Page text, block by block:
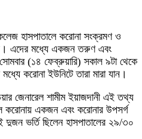
হাসপাতালে করোনা সংক্রমণ ও
এদের মধ্যে একজন তরুণ এবং
(১৪ ফেব্রুয়ারি) সকাল ৯টা থেকে
করোনা ইউনিটে তারা মারা যান।
জেনারেল শামীম ইয়াজদানী এই তথ্য
করোনায় একজন এবং করোনার উপসর্গ
ভর্তি ছিলেন হাসপাতালের ২৯/৩০